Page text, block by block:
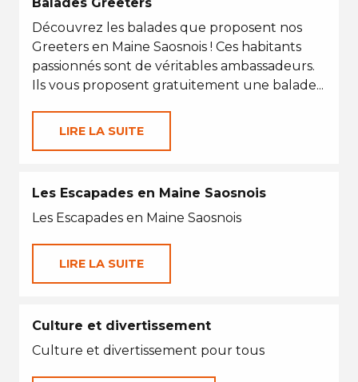
Découvrez les balades que proposent nos
Greeters en Maine Saosnois ! Ces habitants
passionnés sont de véritables ambassadeurs.
Ils vous proposent gratuitement une balade...
LIRE LA SUITE
Les Escapades en Maine Saosnois
Les Escapades en Maine Saosnois
LIRE LA SUITE
Culture et divertissement
Culture et divertissement pour tous